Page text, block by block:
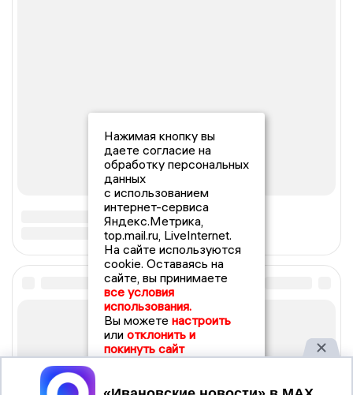
Нажимая кнопку вы
даете согласие на
обработку персональных
данных
с использованием
интернет-сервиса
Яндекс.Метрика,
top.mail.ru, LiveInternet.
На сайте используются
cookie. Оставаясь на
сайте, вы принимаете
все условия
использования.
Вы можете настроить
или отклонить и
покинуть сайт
Принять